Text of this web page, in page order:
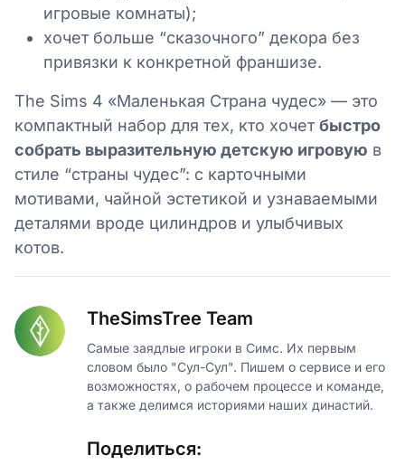
игровые комнаты);
хочет больше “сказочного” декора без
привязки к конкретной франшизе.
The Sims 4 «Маленькая Страна чудес» — это
компактный набор для тех, кто хочетбыстро
собрать выразительную детскую игровую в
стиле “страны чудес”: с карточными
мотивами, чайной эстетикой и узнаваемыми
деталями вроде цилиндров и улыбчивых
котов.
TheSimsTree Team
Самые заядлые игроки в Симс. Их первым
словом было "Сул-Сул". Пишем о сервисе и его
возможностях, о рабочем процессе и команде,
а также делимся историями наших династий.
Поделиться: